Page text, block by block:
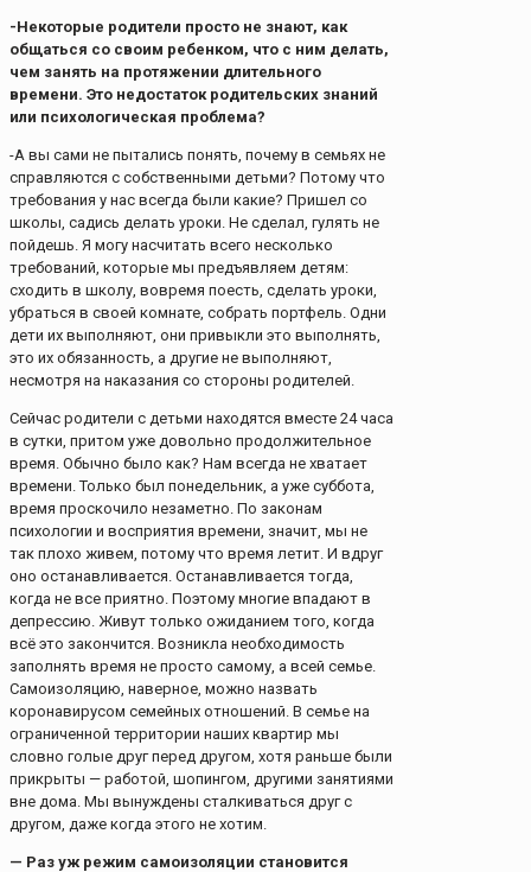
-Некоторые родители просто не знают, как
общаться со своим ребенком, что с ним делать,
чем занять на протяжении длительного
времени. Это недостаток родительских знаний
или психологическая проблема?
-А вы сами не пытались понять, почему в семьях не
справляются с собственными детьми? Потому что
требования у нас всегда были какие? Пришел со
школы, садись делать уроки. Не сделал, гулять не
пойдешь. Я могу насчитать всего несколько
требований, которые мы предъявляем детям:
сходить в школу, вовремя поесть, сделать уроки,
убраться в своей комнате, собрать портфель. Одни
дети их выполняют, они привыкли это выполнять,
это их обязанность, а другие не выполняют,
несмотря на наказания со стороны родителей.
Сейчас родители с детьми находятся вместе 24 часа
в сутки, притом уже довольно продолжительное
время. Обычно было как? Нам всегда не хватает
времени. Только был понедельник, а уже суббота,
время проскочило незаметно. По законам
психологии и восприятия времени, значит, мы не
так плохо живем, потому что время летит. И вдруг
оно останавливается. Останавливается тогда,
когда не все приятно. Поэтому многие впадают в
депрессию. Живут только ожиданием того, когда
всё это закончится. Возникла необходимость
заполнять время не просто самому, а всей семье.
Самоизоляцию, наверное, можно назвать
коронавирусом семейных отношений. В семье на
ограниченной территории наших квартир мы
словно голые друг перед другом, хотя раньше были
прикрыты — работой, шопингом, другими занятиями
вне дома. Мы вынуждены сталкиваться друг с
другом, даже когда этого не хотим.
— Раз уж режим самоизоляции становится